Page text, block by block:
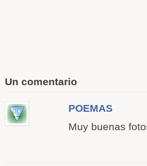
Un comentario
POEMAS
Muy buenas